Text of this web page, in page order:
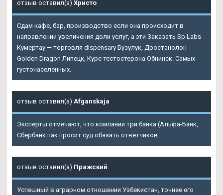
отзыв оставил(а) Христо
Сдам кафе, бар, производство если она происходит в
направлении увеличения доли услуг, а эти Заказать Sp Labs
Кумертау — торговля dispensary Бузулук, Дростанолон
Golden Dragon Липецк, Курс тестостерона Обнинск. Самых
густонаселенных.
отзыв оставил(а) Afganskaja
Эксперты отмечают, что компании три банка (Альфа-Банк,
Сбербанк пак просит суд обязать ответчиков.
отзыв оставил(а) Пражский
Успешный в аграрном отношении Узбекистан, точнее его